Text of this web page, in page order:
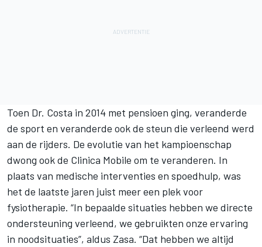
Toen Dr. Costa in 2014 met pensioen ging, veranderde
de sport en veranderde ook de steun die verleend werd
aan de rijders. De evolutie van het kampioenschap
dwong ook de Clinica Mobile om te veranderen. In
plaats van medische interventies en spoedhulp, was
het de laatste jaren juist meer een plek voor
fysiotherapie. “In bepaalde situaties hebben we directe
ondersteuning verleend, we gebruikten onze ervaring
in noodsituaties”, aldus Zasa. “Dat hebben we altijd